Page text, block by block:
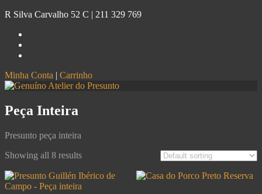
R Silva Carvalho 52 C | 211 329 769
Minha Conta | Carrinho
Genuíno
Atelier do Presunto
Peça Inteira
Presunto peça inteira
Showing all 8 results